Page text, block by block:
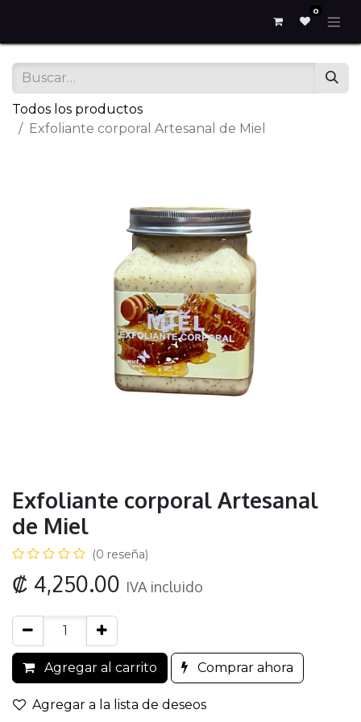
0
Todos los productos
Exfoliante corporal Artesanal de Miel
Exfoliante corporal Artesanal
de Miel
(0 reseña)
₡ 4,250.00 IVA incluido
Agregar al carrito Comprar ahora
Agregar a la lista de deseos